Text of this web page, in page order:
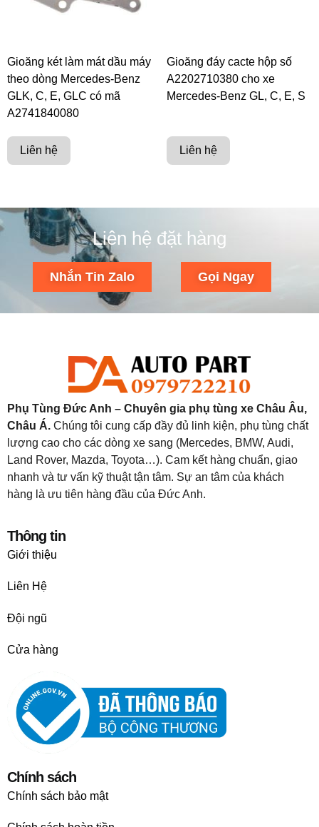
Gioăng két làm mát dầu máy
theo dòng Mercedes-Benz
GLK, C, E, GLC có mã
A2741840080
Liên hệ
Gioăng đáy cacte hộp số
A2202710380 cho xe
Mercedes-Benz GL, C, E, S
Liên hệ
Liên hệ đặt hàng
Nhắn Tin Zalo Gọi Ngay
Phụ Tùng Đức Anh – Chuyên gia phụ tùng xe Châu Âu,
Châu Á. Chúng tôi cung cấp đầy đủ linh kiện, phụ tùng chất
lượng cao cho các dòng xe sang (Mercedes, BMW, Audi,
Land Rover, Mazda, Toyota…). Cam kết hàng chuẩn, giao
nhanh và tư vấn kỹ thuật tận tâm. Sự an tâm của khách
hàng là ưu tiên hàng đầu của Đức Anh.
Thông tin
Giới thiệu
Liên Hệ
Đội ngũ
Cửa hàng
Chính sách
Chính sách bảo mật